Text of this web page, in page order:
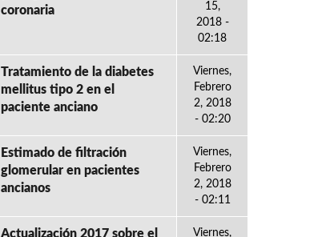
coronaria
15,
2018 -
02:18
Tratamiento de la diabetes
mellitus tipo 2 en el
paciente anciano
Viernes,
Febrero
2, 2018
- 02:20
Estimado de filtración
glomerular en pacientes
ancianos
Viernes,
Febrero
2, 2018
- 02:11
Actualización 2017 sobre el
Viernes,